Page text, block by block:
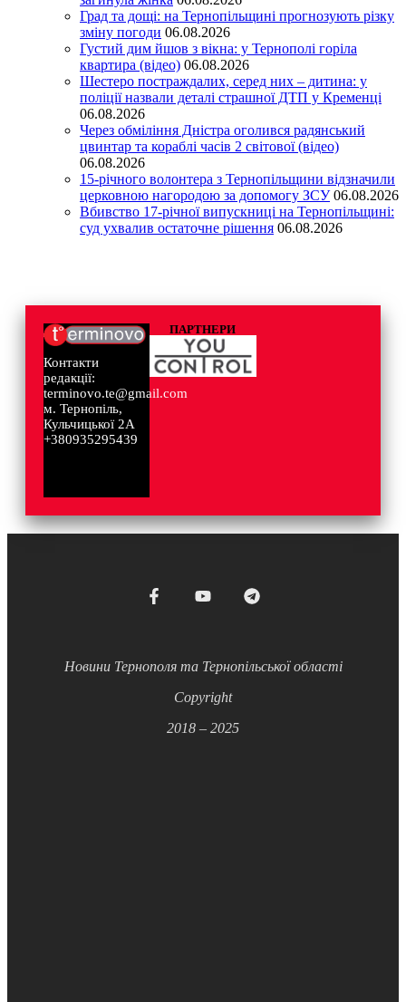
Град та дощі: на Тернопільщині прогнозують різку
зміну погоди 06.08.2026
Густий дим йшов з вікна: у Тернополі горіла
квартира (відео) 06.08.2026
Шестеро постраждалих, серед них – дитина: у
поліції назвали деталі страшної ДТП у Кременці
06.08.2026
Через обміління Дністра оголився радянський
цвинтар та кораблі часів 2 світової (відео)
06.08.2026
15-річного волонтера з Тернопільщини відзначили
церковною нагородою за допомогу ЗСУ 06.08.2026
Вбивство 17-річної випускниці на Тернопільщині:
суд ухвалив остаточне рішення 06.08.2026
Контакти
редакції:
terminovo.te@gmail.com
м. Тернопіль,
Кульчицької 2А
+380935295439
ПАРТНЕРИ
Новини Тернополя та Тернопільської області
Copyright
2018 – 2025